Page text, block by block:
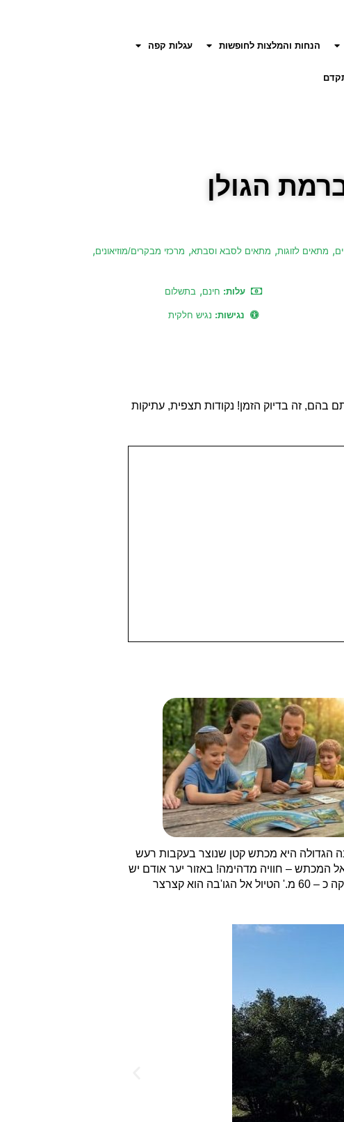
הנחות והמלצות לחופשות עגלות קפה
, מתאים לזוגות, מתאים לסבא וסבתא, מרכזי מבקרים/מוזיאונים,
עלות: חינם, בתשלום
נגישות: נגיש חלקית
בהם, זה בדיוק הזמן! נקודות תצפית, עתיקות
הגדולה היא מכתש קטן שנוצר בעקבות רעש
המכתש – חוויה מדהימה! באזור יער אודם יש
'. הטיול אל הגו'בה הוא קצרצר